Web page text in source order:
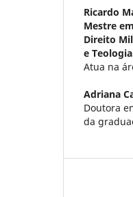
Ricardo
Mestre
Direito
e
Atua na
Adriana
Doutora
da